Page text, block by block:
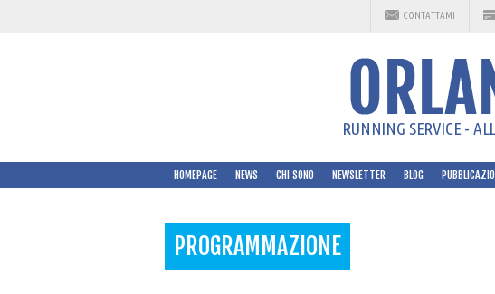
CONTATTAMI
RUNNING SERVICE -
HOMEPAGE NEWS CHI SONO NEWSLETTER BLOG
PROGRAMMAZIONE